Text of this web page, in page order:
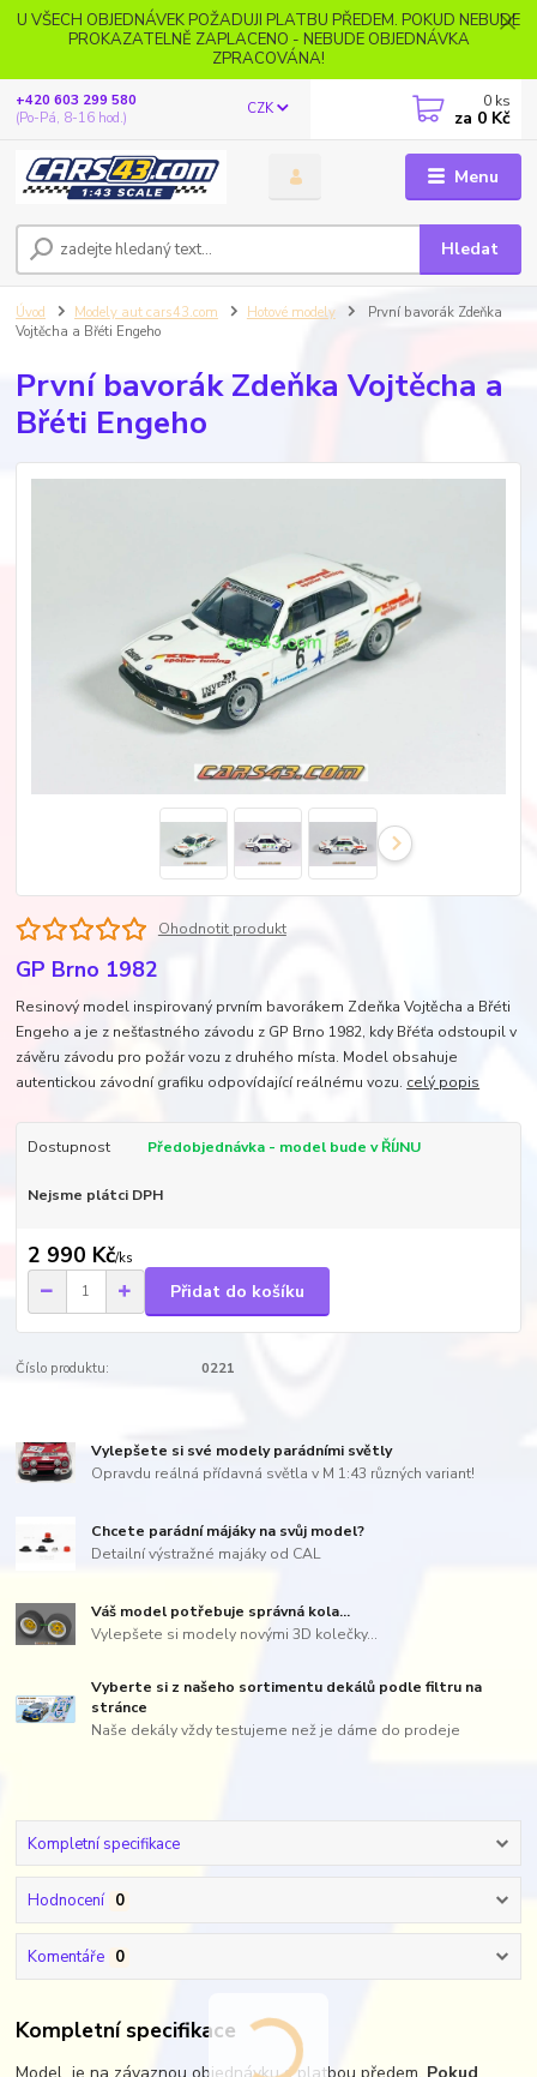
U VŠECH OBJEDNÁVEK POŽADUJI PLATBU PŘEDEM. POKUD NEBUDE
PROKAZATELNĚ ZAPLACENO - NEBUDE OBJEDNÁVKA
ZPRACOVÁNA!
Menu
CZK
Hledat
+420 603 299 580
(Po-Pá, 8-16 hod.)
0 ks
za 0 Kč
Úvod Modely aut cars43.com Hotové modely
První bavorák Zdeňka
Vojtěcha a Břéti Engeho
První bavorák Zdeňka Vojtěcha a
Břéti Engeho
Ohodnotit produkt
GP Brno 1982
Resinový model inspirovaný prvním bavorákem Zdeňka Vojtěcha a Břéti
Engeho a je z nešťastného závodu z GP Brno 1982, kdy Břéťa odstoupil v
závěru závodu pro požár vozu z druhého místa. Model obsahuje
autentickou závodní grafiku odpovídající reálnému vozu. celý popis
Dostupnost Předobjednávka - model bude v ŘÍJNU
Nejsme plátci DPH
2 990 Kč/ks
Přidat do košíku
Číslo produktu: 0221
Vylepšete si své modely parádními světly
Opravdu reálná přídavná světla v M 1:43 různých variant!
Chcete parádní májáky na svůj model?
Detailní výstražné majáky od CAL
Váš model potřebuje správná kola...
Vylepšete si modely novými 3D kolečky...
Vyberte si z našeho sortimentu dekálů podle filtru na
stránce
Naše dekály vždy testujeme než je dáme do prodeje
Kompletní specifikace
Hodnocení 0
Komentáře 0
Kompletní specifikace